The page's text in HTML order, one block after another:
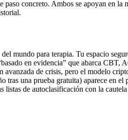
concreto. Ambos se apoyan en la
mundo para terapia. Tu espacio
en evidencia” que abarca
de crisis, pero el modelo
una prueba gratuita) aparece en
de autoclasificación con la cautela